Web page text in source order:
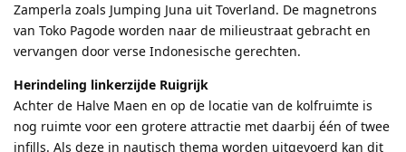
Zamperla zoals Jumping Juna uit Toverland. De magnetrons
van Toko Pagode worden naar de milieustraat gebracht en
vervangen door verse Indonesische gerechten.
Herindeling linkerzijde Ruigrijk
Achter de Halve Maen en op de locatie van de kolfruimte is
nog ruimte voor een grotere attractie met daarbij één of twee
infills. Als deze in nautisch thema worden uitgevoerd kan dit